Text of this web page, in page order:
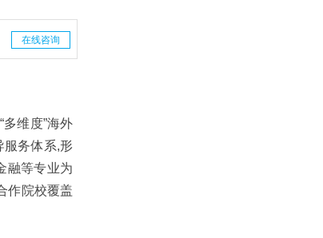
在线咨询
维度”海外
服务体系,形
融等专业为
作院校覆盖